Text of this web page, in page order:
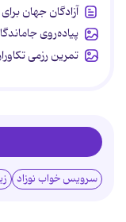
آزادگان جهان
پیاده‌روی
تمرین رزمی
سرویس خواب نوزاد